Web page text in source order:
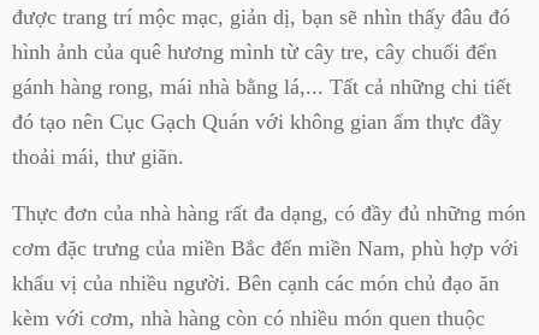
được trang trí mộc mạc, giản dị, bạn sẽ nhìn thấy đâu đó
hình ảnh của quê hương mình từ cây tre, cây chuối đến
gánh hàng rong, mái nhà bằng lá,... Tất cả những chi tiết
đó tạo nên Cục Gạch Quán với không gian ẩm thực đầy
thoải mái, thư giãn.
Thực đơn của nhà hàng rất đa dạng, có đầy đủ những món
cơm đặc trưng của miền Bắc đến miền Nam, phù hợp với
khẩu vị của nhiều người. Bên cạnh các món chủ đạo ăn
kèm với cơm, nhà hàng còn có nhiều món quen thuộc